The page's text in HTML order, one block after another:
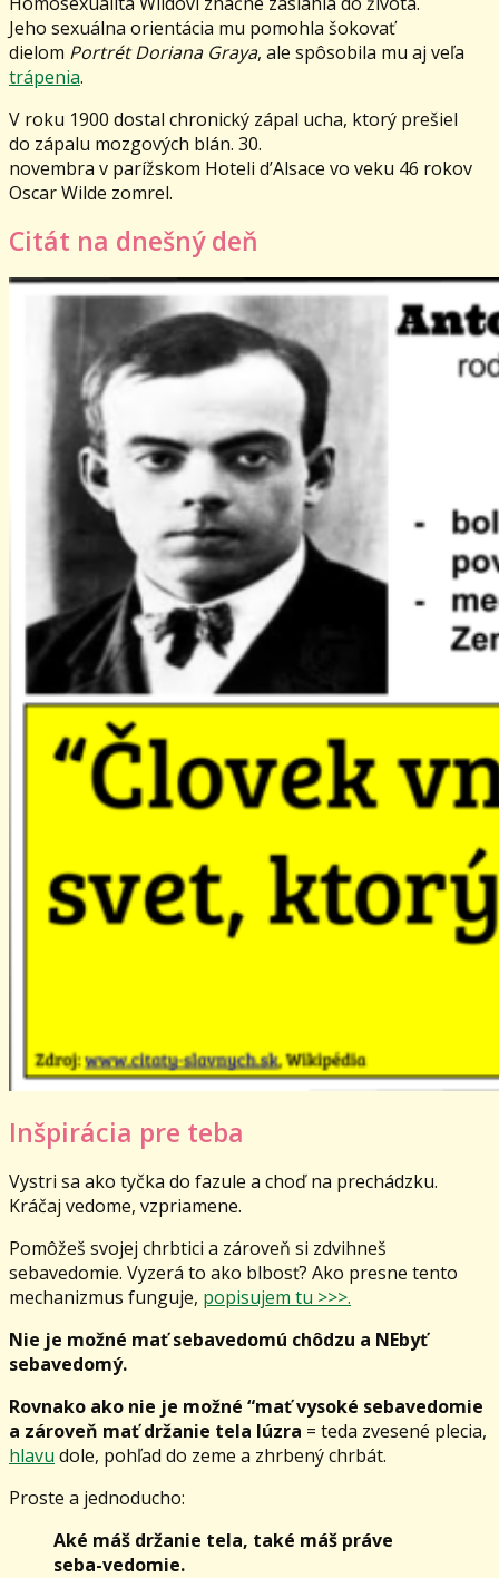
Jeho sexuálna orientácia mu pomohla šokovať
dielom Portrét Doriana Graya, ale spôsobila mu aj veľa
trápenia.
V roku 1900 dostal chronický zápal ucha, ktorý prešiel
do zápalu mozgových blán. 30.
novembra v parížskom Hoteli d’Alsace vo veku 46 rokov
Oscar Wilde zomrel.
Citát na dnešný deň
Inšpirácia pre teba
Vystri sa ako tyčka do fazule a choď na prechádzku.
Kráčaj vedome, vzpriamene.
Pomôžeš svojej chrbtici a zároveň si zdvihneš
sebavedomie. Vyzerá to ako blbosť? Ako presne tento
mechanizmus funguje, popisujem tu >>>.
Nie je možné mať sebavedomú chôdzu a NEbyť
sebavedomý.
Rovnako ako nie je možné “mať vysoké sebavedomie
a zároveň mať držanie tela lúzra = teda zvesené plecia,
hlavu dole, pohľad do zeme a zhrbený chrbát.
Proste a jednoducho:
Aké máš držanie tela, také máš práve
seba-vedomie.